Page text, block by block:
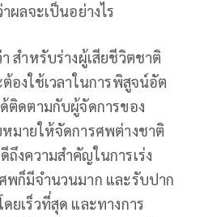
ผลจะเป็นอย่างไร
สำหรับร่างผู้เสียชีวิตชาติ
องใช้เวลาในการพิสูจน์อัต
ติดตามกับผู้จัดการของ
มายให้จัดการศพต่างชาติ
งความสำคัญในการเร่ง
พก็มีจำนวนมาก และรับปาก
ยเร็วที่สุด และทางการ